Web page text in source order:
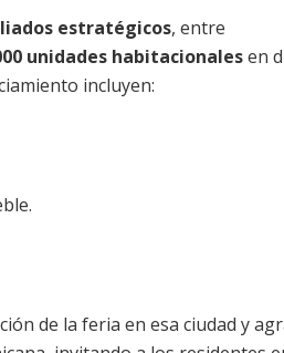
estratégicos, entre
unidades habitacionalesen
incluyen:
de la feria en esa ciudad y